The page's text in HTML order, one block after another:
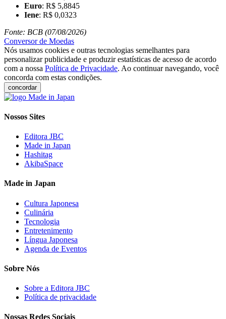
Euro: R$ 5,8845
Iene: R$ 0,0323
Fonte: BCB (07/08/2026)
Conversor de Moedas
Nós usamos cookies e outras tecnologias semelhantes para
personalizar publicidade e produzir estatísticas de acesso de acordo
com a nossa Política de Privacidade. Ao continuar navegando, você
concorda com estas condições.
concordar
Nossos Sites
Editora JBC
Made in Japan
Hashitag
AkibaSpace
Made in Japan
Cultura Japonesa
Culinária
Tecnologia
Entretenimento
Língua Japonesa
Agenda de Eventos
Sobre Nós
Sobre a Editora JBC
Política de privacidade
Nossas Redes Sociais